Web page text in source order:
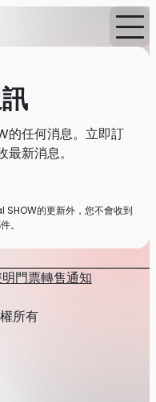
任何消息。立即訂
新消息。
的更新外，您不會收到
。
門票轉售通知
所有